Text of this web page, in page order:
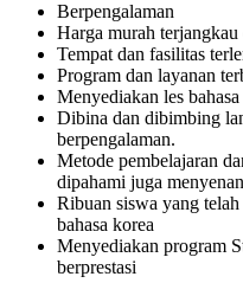
Berpengalaman
Harga murah
Tempat dan fasilitas
Program dan layanan
Menyediakan les
Dibina dan dibimbing
berpengalaman.
Metode pembelajaran
dipahami juga
Ribuan siswa yang
bahasa korea
Menyediakan program
berprestasi